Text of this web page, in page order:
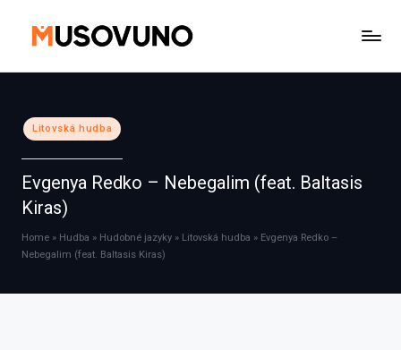
Posted
in
Litovská hudba
Evgenya Redko – Nebegalim (feat. Baltasis
Kiras)
Home » Hudba » Hudobné jazyky » Litovská hudba » Evgenya Redko –
Nebegalim (feat. Baltasis Kiras)